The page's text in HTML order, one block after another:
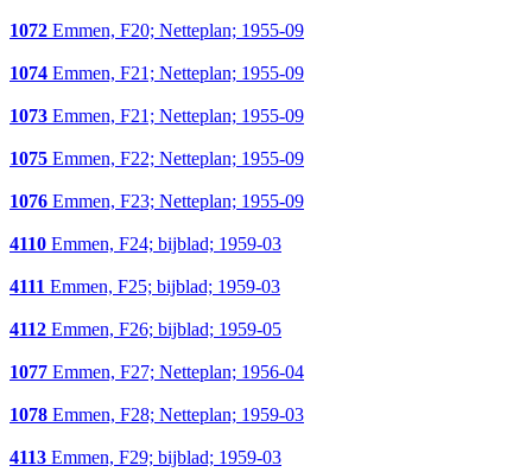
1072 Emmen, F20; Netteplan; 1955-09
1074 Emmen, F21; Netteplan; 1955-09
1073 Emmen, F21; Netteplan; 1955-09
1075 Emmen, F22; Netteplan; 1955-09
1076 Emmen, F23; Netteplan; 1955-09
4110 Emmen, F24; bijblad; 1959-03
4111 Emmen, F25; bijblad; 1959-03
4112 Emmen, F26; bijblad; 1959-05
1077 Emmen, F27; Netteplan; 1956-04
1078 Emmen, F28; Netteplan; 1959-03
4113 Emmen, F29; bijblad; 1959-03